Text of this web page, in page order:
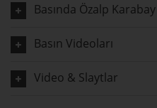
Basında Özalp Karabay
Basın Videoları
Video & Slaytlar